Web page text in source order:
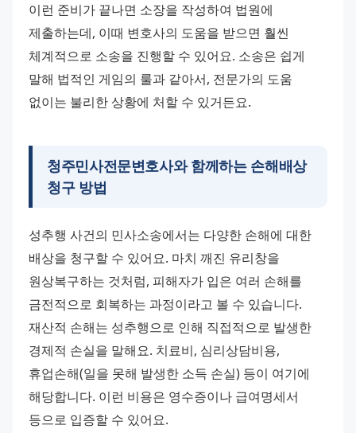
이런 준비가 끝나면 소장을 작성하여 법원에
제출하는데, 이때 변호사의 도움을 받으면 훨씬
체계적으로 소송을 진행할 수 있어요. 소송은 쉽게
말해 법적인 게임의 룰과 같아서, 전문가의 도움
없이는 불리한 상황에 처할 수 있거든요.
청주민사전문변호사와 함께하는 손해배상
청구 방법
성추행 사건의 민사소송에서는 다양한 손해에 대한
배상을 청구할 수 있어요. 마치 깨진 유리창을
원상복구하는 것처럼, 피해자가 입은 여러 손해를
금전적으로 회복하는 과정이라고 볼 수 있습니다.
재산적 손해는 성추행으로 인해 직접적으로 발생한
경제적 손실을 말해요. 치료비, 심리상담비용,
휴업손해(일을 못해 발생한 소득 손실) 등이 여기에
해당합니다. 이런 비용은 영수증이나 급여명세서
등으로 입증할 수 있어요.